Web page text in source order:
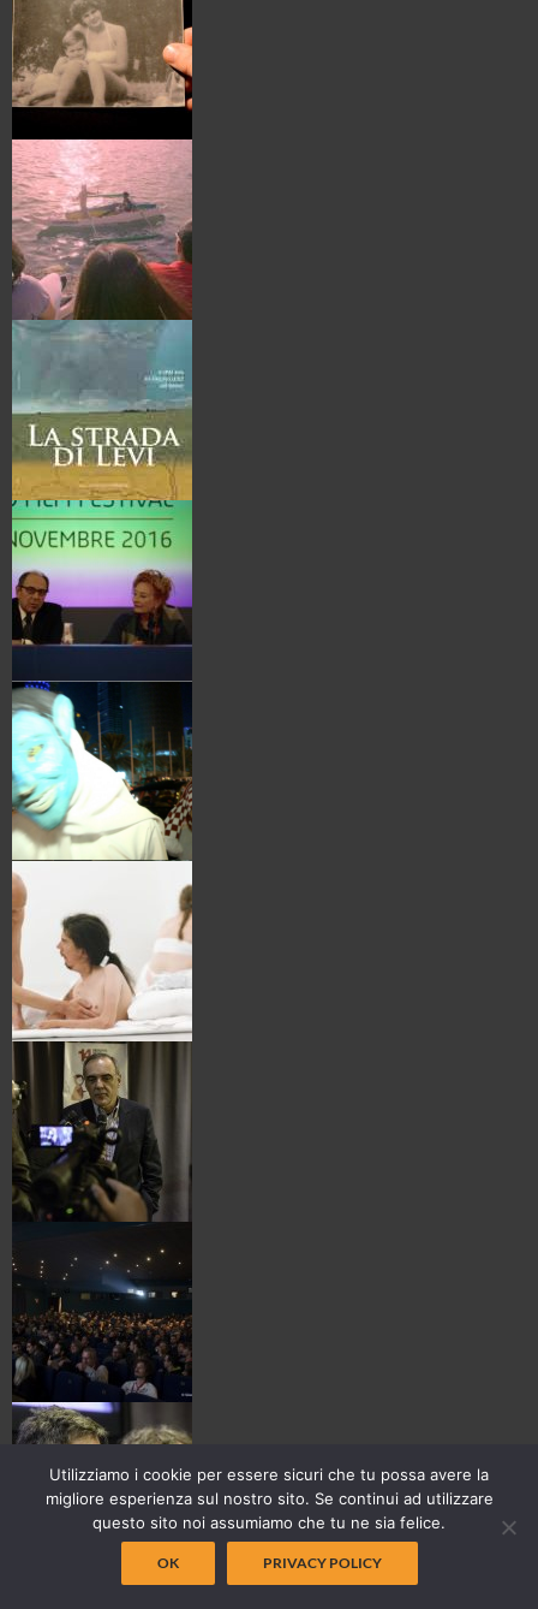
Utilizziamo i cookie per essere sicuri che tu possa avere la
migliore esperienza sul nostro sito. Se continui ad utilizzare
questo sito noi assumiamo che tu ne sia felice.
OK PRIVACY POLICY